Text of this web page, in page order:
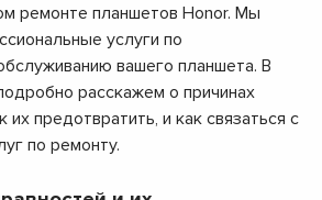
ремонте планшетов Honor. Мы
услуги по
вашего планшета. В
расскажем о причинах
их предотвратить, и как связаться с
по ремонту.